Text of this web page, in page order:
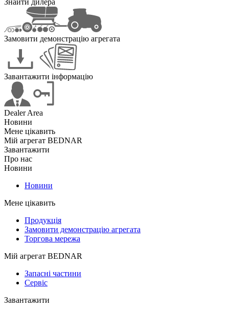
Замовити демонстрацію агрегата
Завантажити інформацію
Dealer Area
Новини
Мене цікавить
Мій агрегат BEDNAR
Завантажити
Про нас
Новини
Новини
Мене цікавить
Продукція
Замовити демонстрацію агрегата
Торгова мережа
Мій агрегат BEDNAR
Запасні частини
Сервіс
Завантажити